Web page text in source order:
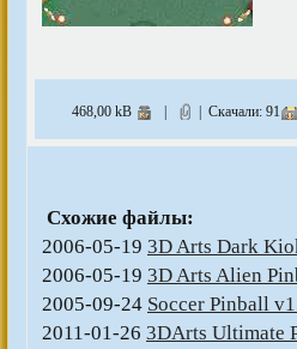
468,00 kB | Скачали: 91
Схожие файлы:
2006-05-19 3D Arts Dark
2006-05-19 3D Arts Alien
2005-09-24 Soccer Pinball
2011-01-26 3DArts Ultimate